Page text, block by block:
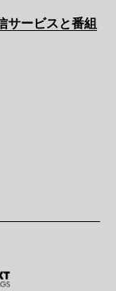
サービスと番組